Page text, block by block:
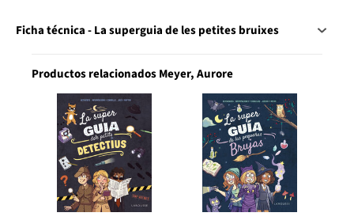
Ficha técnica - La superguia de les petites bruixes
Productos relacionados Meyer, Aurore